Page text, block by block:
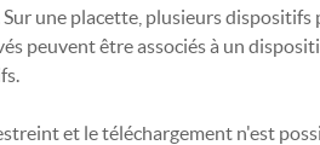
Sur une placette, plusieurs
peuvent être associés à un
et le téléchargement n'est